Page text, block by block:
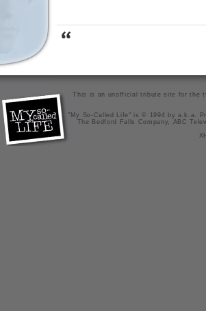
This is an unofficial tribute site for the
"My So-Called Life" is © 1994 by a.k.a.
The Bedford Falls Company, ABC